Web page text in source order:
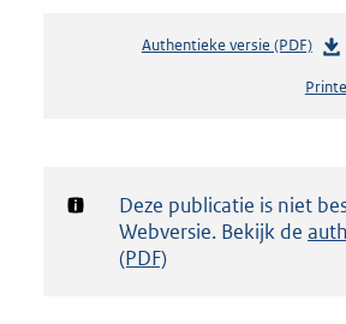
Authentieke versie (PDF)b
s
d
g
Notificatie:
Deze publicatie is niet
Webversie. Bekijk de
(PDF)